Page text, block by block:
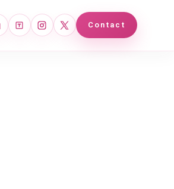
Tales Instagram
X Contact